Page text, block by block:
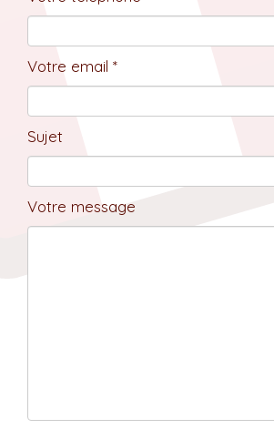
Votre email *
Sujet
Votre message